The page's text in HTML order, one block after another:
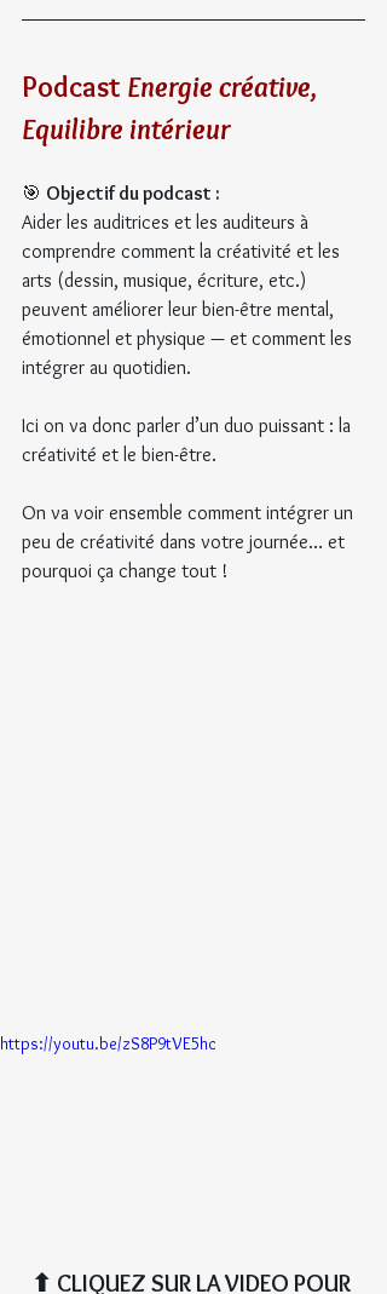
Podcast Energie créative,
Equilibre intérieur
🎯 Objectif du podcast :
Aider les auditrices et les auditeurs à
comprendre comment la créativité et les
arts (dessin, musique, écriture, etc.)
peuvent améliorer leur bien-être mental,
émotionnel et physique — et comment les
intégrer au quotidien.
Ici on va donc parler d’un duo puissant : la
créativité et le bien-être.
On va voir ensemble comment intégrer un
peu de créativité dans votre journée… et
pourquoi ça change tout !
https://youtu.be/zS8P9tVE5hc
⬆︎ CLIQUEZ SUR LA VIDEO POUR